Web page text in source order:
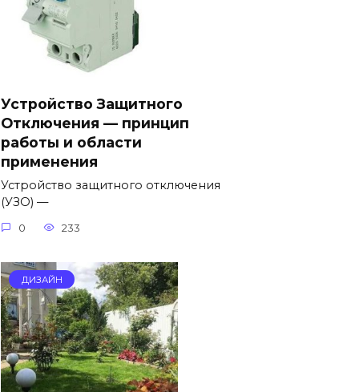
Устройство Защитного
Отключения — принцип
работы и области
применения
Устройство защитного отключения
(УЗО) —
0 233
ДИЗАЙН